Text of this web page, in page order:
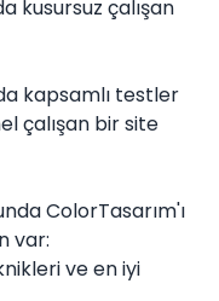
kusursuz çalışan
kapsamlı testler
çalışan bir site
ColorTasarım'ı
var:
ve en iyi